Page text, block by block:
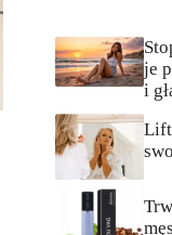
je
i